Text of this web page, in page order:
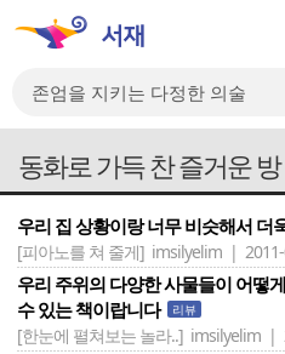
동화로 가득 찬 즐거운 방
우리 집 상황이랑 너무 비슷해서 더
[피아노를 쳐 줄게] imsilyelim | 2011-
우리 주위의 다양한 사물들이 어떻
수 있는 책이랍니다
리뷰
[한눈에 펼쳐보는 놀라..] imsilyelim |